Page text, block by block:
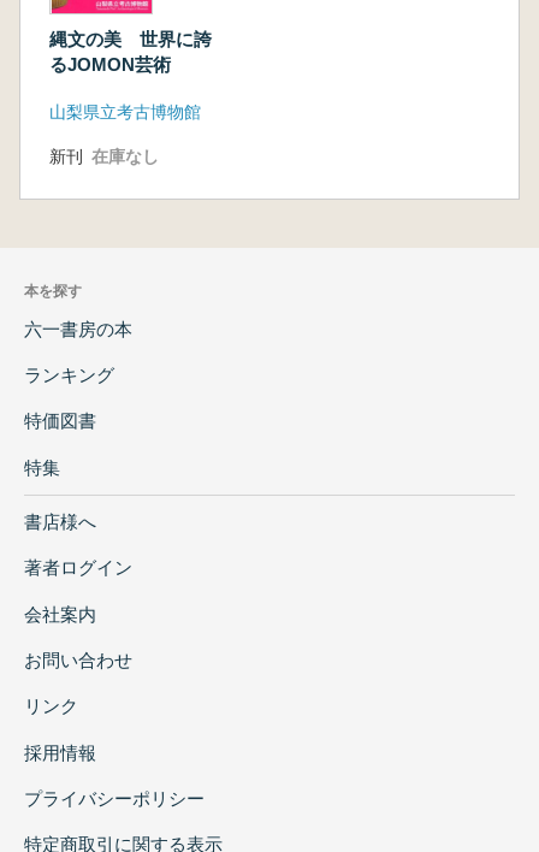
縄文の美 世界に誇
るJOMON芸術
山梨県立考古博物館
新刊 在庫なし
本を探す
六一書房の本
ランキング
特価図書
特集
書店様へ
著者ログイン
会社案内
お問い合わせ
リンク
採用情報
プライバシーポリシー
特定商取引に関する表示